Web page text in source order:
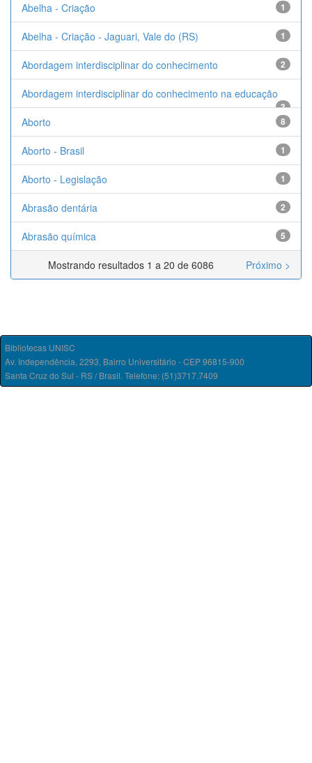
Abelha - Criação 1
Abelha - Criação - Jaguari, Vale do (RS) 1
Abordagem interdisciplinar do conhecimento 2
Abordagem interdisciplinar do conhecimento na educação
3
Aborto 8
Aborto - Brasil 1
Aborto - Legislação 1
Abrasão dentária 2
Abrasão química 5
Mostrando resultados 1 a 20 de 6086 Próximo >
Bibliotecas UNISC
Av. Independência, 2293, Bairro Universitário - CEP 96815-900
Santa Cruz do Sul - RS / Brasil. Telefone: (51)3717.7409